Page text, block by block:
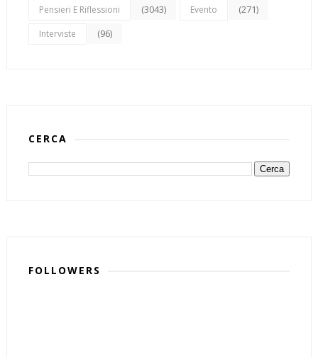
Pensieri E Riflessioni (3043) Evento (271)
Interviste (96)
CERCA
FOLLOWERS